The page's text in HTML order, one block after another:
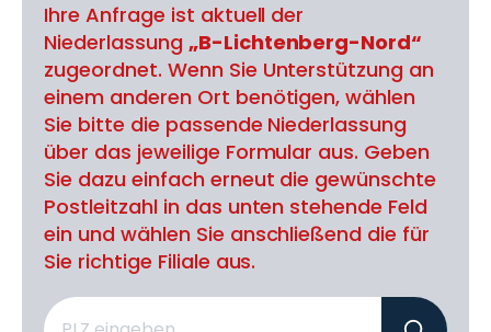
Ihre Anfrage ist aktuell der
Niederlassung „B-Lichtenberg-Nord“
zugeordnet. Wenn Sie Unterstützung an
einem anderen Ort benötigen, wählen
Sie bitte die passende Niederlassung
über das jeweilige Formular aus. Geben
Sie dazu einfach erneut die gewünschte
Postleitzahl in das unten stehende Feld
ein und wählen Sie anschließend die für
Sie richtige Filiale aus.